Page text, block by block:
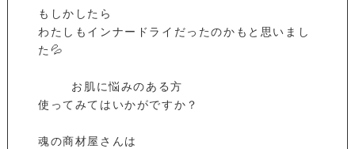
もしかしたら
わたしもインナードライだったのかもと思いまし
た💦
お肌に悩みのある方
使ってみてはいかがですか？
魂の商材屋さんは